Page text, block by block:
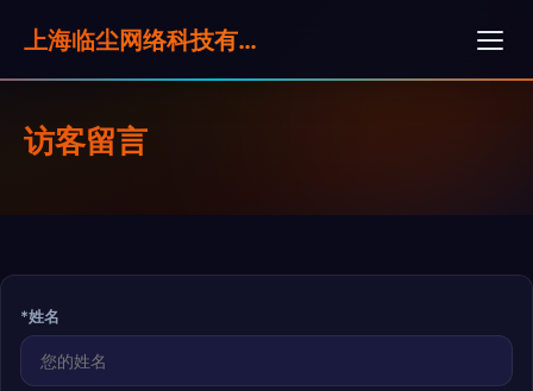
上海临尘网络科技有限公司
访客留言
*姓名